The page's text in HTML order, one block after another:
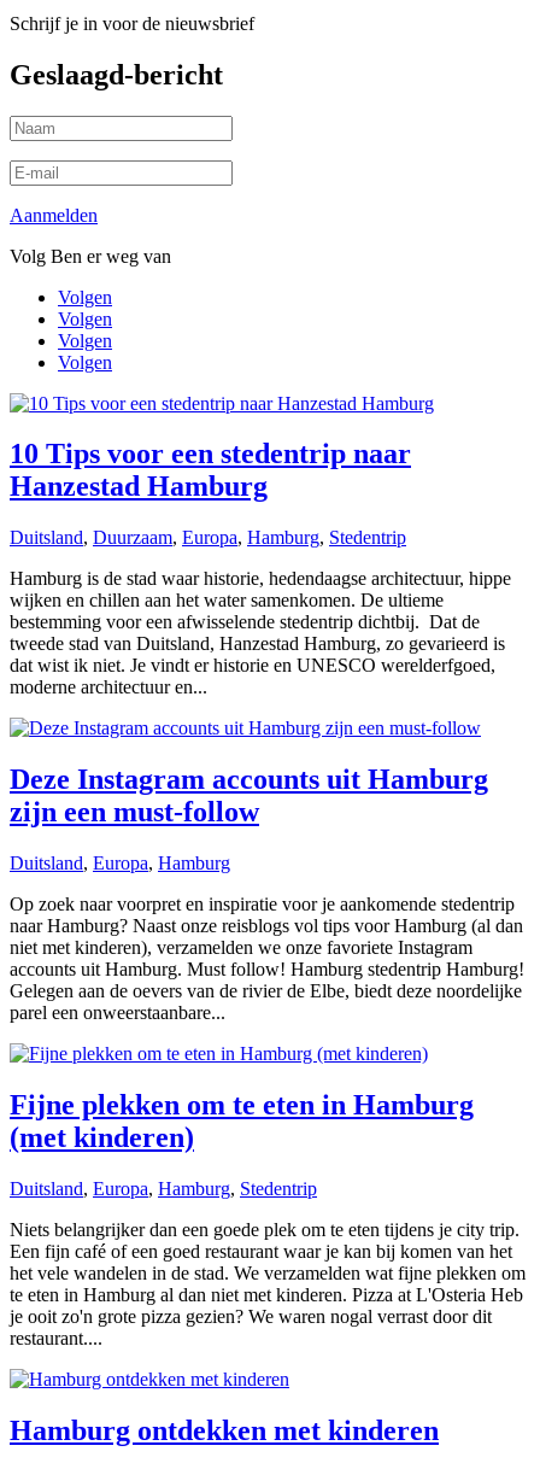
Schrijf je in voor de nieuwsbrief
Geslaagd-bericht
Aanmelden
Volg Ben er weg van
Volgen
Volgen
Volgen
Volgen
10 Tips voor een stedentrip naar
Hanzestad Hamburg
Duitsland, Duurzaam, Europa, Hamburg, Stedentrip
Hamburg is de stad waar historie, hedendaagse architectuur, hippe
wijken en chillen aan het water samenkomen. De ultieme
bestemming voor een afwisselende stedentrip dichtbij. Dat de
tweede stad van Duitsland, Hanzestad Hamburg, zo gevarieerd is
dat wist ik niet. Je vindt er historie en UNESCO werelderfgoed,
moderne architectuur en...
Deze Instagram accounts uit Hamburg
zijn een must-follow
Duitsland, Europa, Hamburg
Op zoek naar voorpret en inspiratie voor je aankomende stedentrip
naar Hamburg? Naast onze reisblogs vol tips voor Hamburg (al dan
niet met kinderen), verzamelden we onze favoriete Instagram
accounts uit Hamburg. Must follow! Hamburg stedentrip Hamburg!
Gelegen aan de oevers van de rivier de Elbe, biedt deze noordelijke
parel een onweerstaanbare...
Fijne plekken om te eten in Hamburg
(met kinderen)
Duitsland, Europa, Hamburg, Stedentrip
Niets belangrijker dan een goede plek om te eten tijdens je city trip.
Een fijn café of een goed restaurant waar je kan bij komen van het
het vele wandelen in de stad. We verzamelden wat fijne plekken om
te eten in Hamburg al dan niet met kinderen. Pizza at L'Osteria Heb
je ooit zo'n grote pizza gezien? We waren nogal verrast door dit
restaurant....
Hamburg ontdekken met kinderen